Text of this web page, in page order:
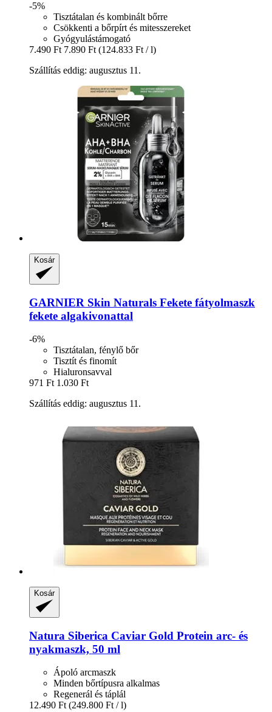
-5%
Tisztátalan és kombinált bőrre
Csökkenti a bőrpírt és mitesszereket
Gyógyulástámogató
7.490 Ft 7.890 Ft (124.833 Ft / l)
Szállítás eddig: augusztus 11.
Kosár
GARNIER Skin Naturals Fekete fátyolmaszk
fekete algakivonattal
-6%
Tisztátalan, fénylő bőr
Tisztít és finomít
Hialuronsavval
971 Ft 1.030 Ft
Szállítás eddig: augusztus 11.
Kosár
Natura Siberica Caviar Gold Protein arc-​ és
nyakmaszk, 50 ml
Ápoló arcmaszk
Minden bőrtípusra alkalmas
Regenerál és táplál
12.490 Ft (249.800 Ft / l)